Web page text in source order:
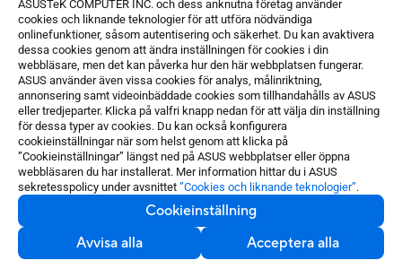
ASUSTeK COMPUTER INC. och dess anknutna företag använder
cookies och liknande teknologier för att utföra nödvändiga
onlinefunktioner, såsom autentisering och säkerhet. Du kan avaktivera
dessa cookies genom att ändra inställningen för cookies i din
webbläsare, men det kan påverka hur den här webbplatsen fungerar.
ASUS använder även vissa cookies för analys, målinriktning,
annonsering samt videoinbäddade cookies som tillhandahålls av ASUS
eller tredjeparter. Klicka på valfri knapp nedan för att välja din inställning
för dessa typer av cookies. Du kan också konfigurera
cookieinställningar när som helst genom att klicka på
”Cookieinställningar” längst ned på ASUS webbplatser eller öppna
webbläsaren du har installerat. Mer information hittar du i ASUS
sekretesspolicy under avsnittet ”Cookies och liknande teknologier”.
Cookieinställning
Avvisa alla
Acceptera alla
Sweden / Svenska
©ASUSTeK Computer Inc. Med ensamrätt.
Meddelande om användarvillkor
Sekretesspolicy